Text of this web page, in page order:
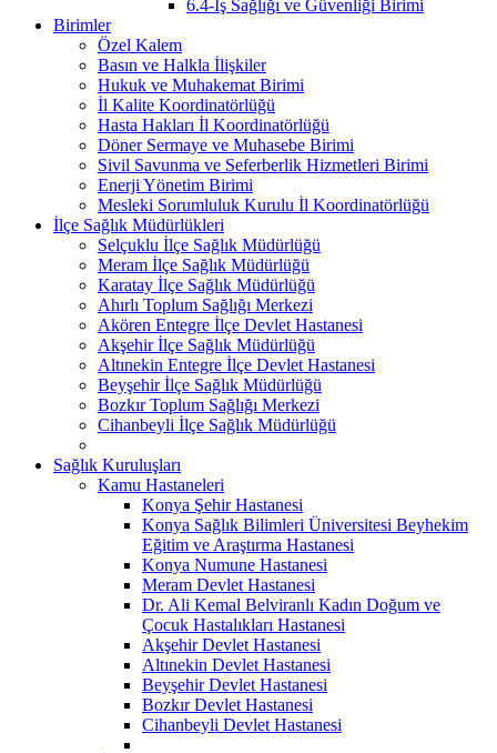
6.4-İş Sağlığı ve Güvenliği Birimi
Birimler
Özel Kalem
Basın ve Halkla İlişkiler
Hukuk ve Muhakemat Birimi
İl Kalite Koordinatörlüğü
Hasta Hakları İl Koordinatörlüğü
Döner Sermaye ve Muhasebe Birimi
Sivil Savunma ve Seferberlik Hizmetleri Birimi
Enerji Yönetim Birimi
Mesleki Sorumluluk Kurulu İl Koordinatörlüğü
İlçe Sağlık Müdürlükleri
Selçuklu İlçe Sağlık Müdürlüğü
Meram İlçe Sağlık Müdürlüğü
Karatay İlçe Sağlık Müdürlüğü
Ahırlı Toplum Sağlığı Merkezi
Akören Entegre İlçe Devlet Hastanesi
Akşehir İlçe Sağlık Müdürlüğü
Altınekin Entegre İlçe Devlet Hastanesi
Beyşehir İlçe Sağlık Müdürlüğü
Bozkır Toplum Sağlığı Merkezi
Cihanbeyli İlçe Sağlık Müdürlüğü
Sağlık Kuruluşları
Kamu Hastaneleri
Konya Şehir Hastanesi
Konya Sağlık Bilimleri Üniversitesi Beyhekim
Eğitim ve Araştırma Hastanesi
Konya Numune Hastanesi
Meram Devlet Hastanesi
Dr. Ali Kemal Belviranlı Kadın Doğum ve
Çocuk Hastalıkları Hastanesi
Akşehir Devlet Hastanesi
Altınekin Devlet Hastanesi
Beyşehir Devlet Hastanesi
Bozkır Devlet Hastanesi
Cihanbeyli Devlet Hastanesi